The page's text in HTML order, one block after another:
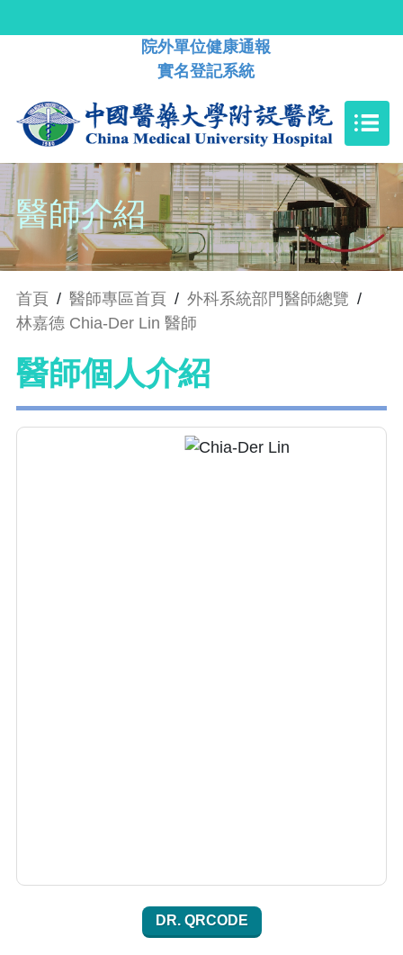
院外單位健康通報
實名登記系統
醫師介紹
首頁 / 醫師專區首頁 / 外科系統部門醫師總覽 /
林嘉德 Chia-Der Lin 醫師
醫師個人介紹
DR. QRCODE